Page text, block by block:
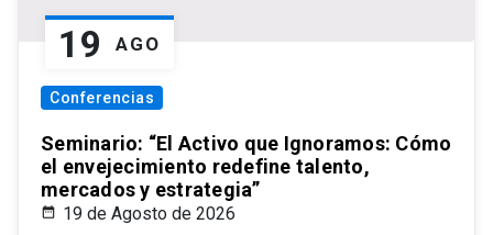
19 AGO
Conferencias
Seminario: “El Activo que Ignoramos: Cómo
el envejecimiento redefine talento,
mercados y estrategia”
19 de Agosto de 2026